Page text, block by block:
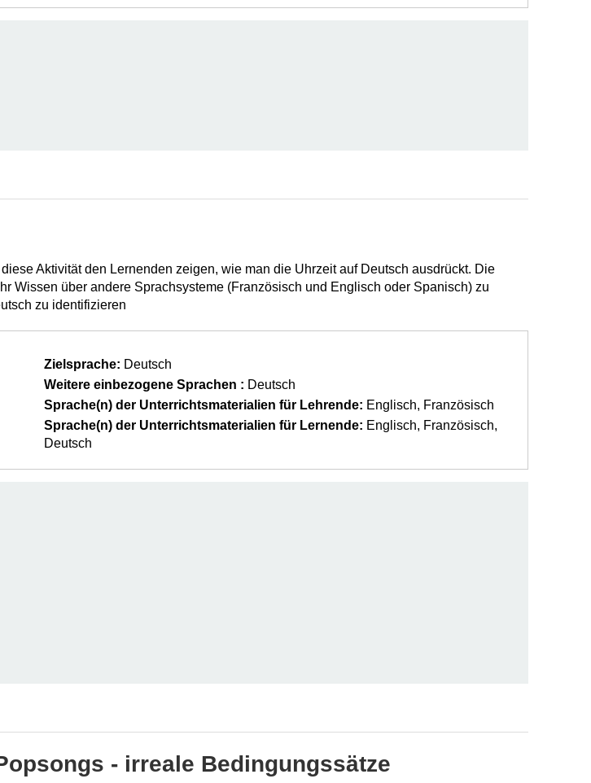
Aktivität den Lernenden zeigen, wie man die Uhrzeit auf Deutsch ausdrückt. Die
Wissen über andere Sprachsysteme (Französisch und Englisch oder Spanisch) zu
zu identifizieren
Zielsprache: Deutsch
Weitere einbezogene Sprachen : Deutsch
Sprache(n) der Unterrichtsmaterialien für Lehrende: Englisch
Französisch
Sprache(n) der Unterrichtsmaterialien für Lernende: Englisch
Französisch
Deutsch
- irreale Bedingungssätze